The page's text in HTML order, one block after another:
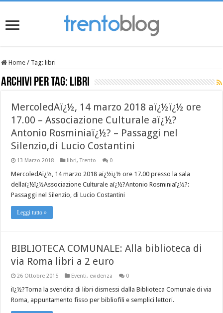
Home / Tag:libri
Archivi per tag: libri
MercoledAï¿½, 14 marzo 2018 aï¿½ï¿½ ore
17.00 – Associazione Culturale aï¿½?
Antonio Rosminiaï¿½? – Passaggi nel
Silenzio,di Lucio Costantini
13 Marzo 2018 libri,Trento 0
MercoledAï¿½, 14 marzo 2018 aï¿½ï¿½ ore 17.00 presso la sala
dellaï¿½ï¿½Associazione Culturale aï¿½?Antonio Rosminiaï¿½?:
Passaggi nel Silenzio, di Lucio Costantini
Leggi tutto »
BIBLIOTECA COMUNALE: Alla biblioteca di
via Roma libri a 2 euro
26 Ottobre 2015 Eventi, evidenza 0
iï¿½?Torna la svendita di libri dismessi dalla Biblioteca Comunale di via
Roma, appuntamento fisso per bibliofili e semplici lettori.